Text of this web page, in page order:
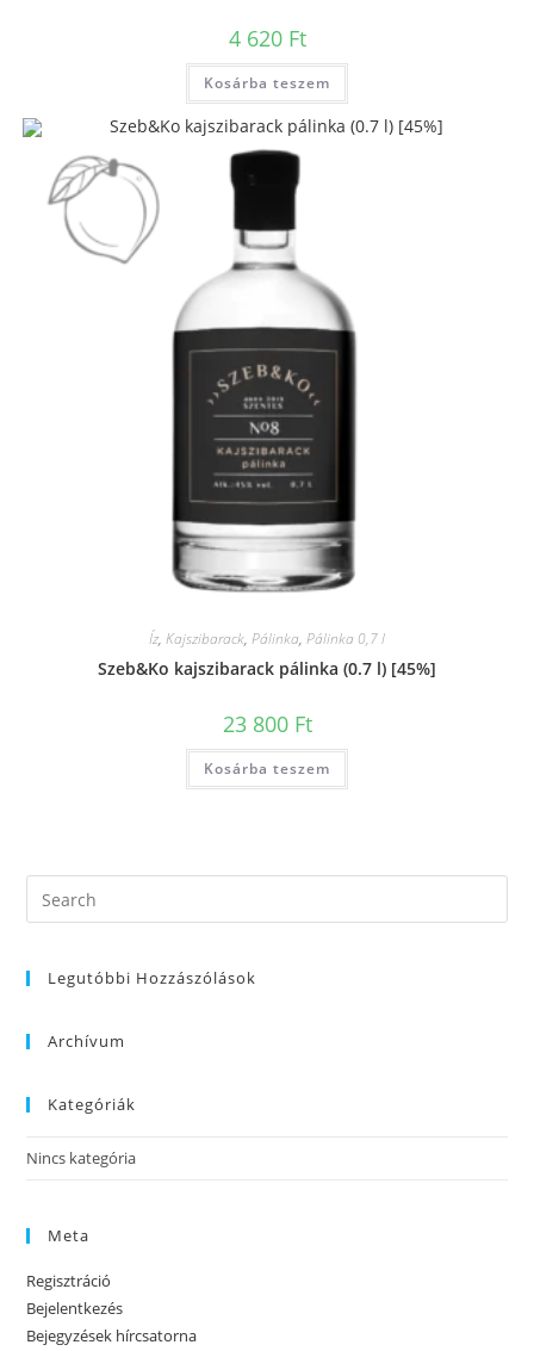
4 620 Ft
Kosárba teszem
Íz, Kajszibarack, Pálinka, Pálinka 0,7 l
Szeb&Ko kajszibarack pálinka (0.7 l) [45%]
23 800 Ft
Kosárba teszem
Legutóbbi Hozzászólások
Archívum
Kategóriák
Nincs kategória
Meta
Regisztráció
Bejelentkezés
Bejegyzések hírcsatorna